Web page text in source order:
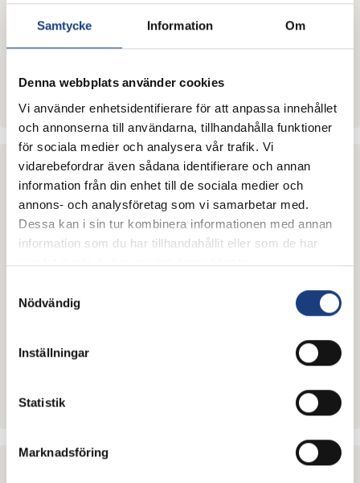
Samtycke Information Om
Denna webbplats använder cookies
Vi använder enhetsidentifierare för att anpassa innehållet
och annonserna till användarna, tillhandahålla funktioner
för sociala medier och analysera vår trafik. Vi
vidarebefordrar även sådana identifierare och annan
information från din enhet till de sociala medier och
annons- och analysföretag som vi samarbetar med.
Dessa kan i sin tur kombinera informationen med annan
information som du har tillhandahållit eller som de har
samlat in när du har använt deras tjänster.
Nödvändig
Inställningar
Statistik
Marknadsföring
Sök tjänster inom